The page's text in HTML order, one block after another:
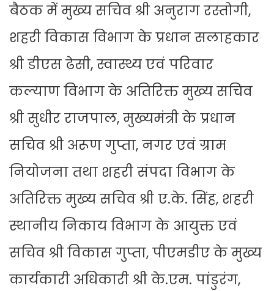
बैठक में मुख्य सचिव श्री अनुराग रस्तोगी,
शहरी विकास विभाग के प्रधान सलाहकार
श्री डीएस ढेसी, स्वास्थ्य एवं परिवार
कल्याण विभाग के अतिरिक्त मुख्य सचिव
श्री सुधीर राजपाल, मुख्यमंत्री के प्रधान
सचिव श्री अरूण गुप्ता, नगर एवं ग्राम
नियोजना तथा शहरी संपदा विभाग के
अतिरिक्त मुख्य सचिव श्री ए.के. सिंह, शहरी
स्थानीय निकाय विभाग के आयुक्त एवं
सचिव श्री विकास गुप्ता, पीएमडीए के मुख्य
कार्यकारी अधिकारी श्री के.एम. पांडुरंग,